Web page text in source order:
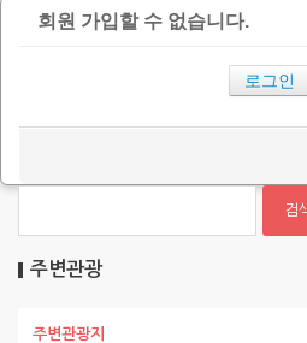
회원 가입할 수 없습니다.
로그인
주변관광
주변관광지